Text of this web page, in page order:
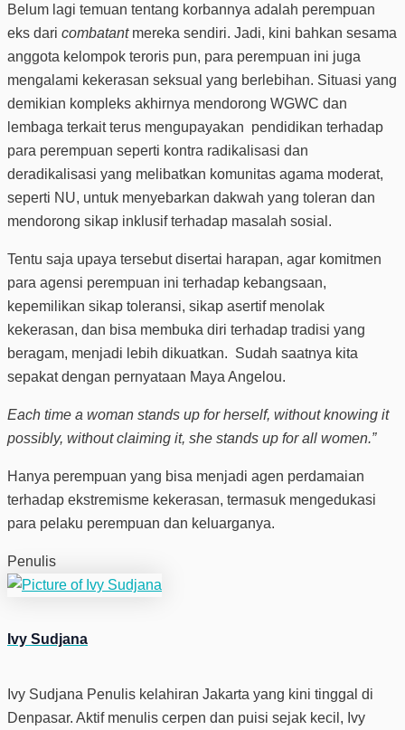
Belum lagi temuan tentang korbannya adalah perempuan
eks dari combatant mereka sendiri. Jadi, kini bahkan sesama
anggota kelompok teroris pun, para perempuan ini juga
mengalami kekerasan seksual yang berlebihan. Situasi yang
demikian kompleks akhirnya mendorong WGWC dan
lembaga terkait terus mengupayakan pendidikan terhadap
para perempuan seperti kontra radikalisasi dan
deradikalisasi yang melibatkan komunitas agama moderat,
seperti NU, untuk menyebarkan dakwah yang toleran dan
mendorong sikap inklusif terhadap masalah sosial.
Tentu saja upaya tersebut disertai harapan, agar komitmen
para agensi perempuan ini terhadap kebangsaan,
kepemilikan sikap toleransi, sikap asertif menolak
kekerasan, dan bisa membuka diri terhadap tradisi yang
beragam, menjadi lebih dikuatkan. Sudah saatnya kita
sepakat dengan pernyataan Maya Angelou.
Each time a woman stands up for herself, without knowing it
possibly, without claiming it, she stands up for all women.”
Hanya perempuan yang bisa menjadi agen perdamaian
terhadap ekstremisme kekerasan, termasuk mengedukasi
para pelaku perempuan dan keluarganya.
Penulis
Ivy Sudjana
Ivy Sudjana Penulis kelahiran Jakarta yang kini tinggal di
Denpasar. Aktif menulis cerpen dan puisi sejak kecil, Ivy